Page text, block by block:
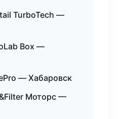
TurboTech —
Box —
— Хабаровск
Моторс —